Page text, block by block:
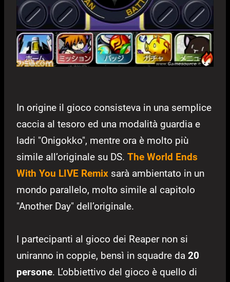
In origine il gioco consisteva in una semplice
caccia al tesoro ed una modalità guardia e
ladri "Onigokko", mentre ora è molto più
simile all’originale su DS. The World Ends
With You LIVE Remix sarà ambientato in un
mondo parallelo, molto simile al capitolo
"Another Day" dell’originale.
I partecipanti al gioco dei Reaper non si
uniranno in coppie, bensì in squadre da 20
persone. L’obbiettivo del gioco è quello di